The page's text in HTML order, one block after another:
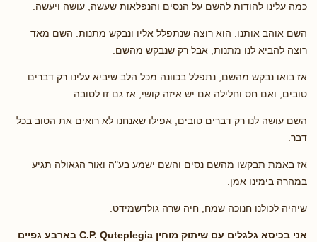
כמה עלינו להודות להשם על הנסים והנפלאות שעשה, עושה ויעשה.
השם אוהב אותנו. הוא רוצה שנתפלל אליו ונבקש מתנות. השם מאד
רוצה להביא לנו מתנות, אבל רק שנבקש מהשם.
אז בואו נבקש מהשם, נתפלל בכוונה מכל הלב שיביא עלינו רק דברים
טובים, ואם חס וחלילה אם יש איזה קושי, אז גם זו לטובה.
השם עושה לנו רק דברים טובים, אפילו שאנחנו לא רואים את הטוב בכל
דבר.
אז באמת תבקשו מהשם נסים והשם ישמע בע"ה ואור הגאולה תגיע
במהרה בימינו אמן.
שיהיה לכולנו חנוכה שמח, חיה שרה גולדשמידט.
אני בכיסא גלגלים עם שיתוק מוחין C.P. Quteplegia בארבע גפיים